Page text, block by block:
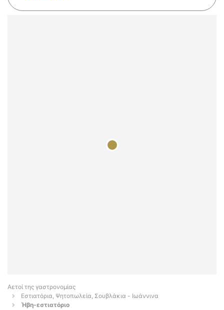
Αετοί της γαστρονομίας
Εστιατόρια, Ψητοπωλεία, Σουβλάκια - Ιωάννινα
Ήβη-εστιατόριο